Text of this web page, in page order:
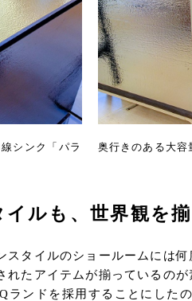
シンク「パラ
奥行きのある大容
ルも、世界観を
タイルのショールームには
れたアイテムが揃っているのが
ランドを採用することにした